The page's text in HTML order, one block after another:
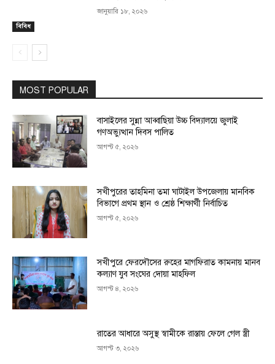
বিবিধ
জানুয়ারি ১৮, ২০২৬
MOST POPULAR
বাসাইলের সুন্না আব্বাছিয়া উচ্চ বিদ্যালয়ে জুলাই
গণঅভ্যুত্থান দিবস পালিত
আগস্ট ৫, ২০২৬
সখীপুরের তাহমিনা তমা ঘাটাইল উপজেলায় মানবিক
বিভাগে প্রথম স্থান ও শ্রেষ্ঠ শিক্ষার্থী নির্বাচিত
আগস্ট ৫, ২০২৬
সখীপুরে ফেরদৌসের রুহের মাগফিরাত কামনায় মানব
কল্যাণ যুব সংঘের দোয়া মাহফিল
আগস্ট ৪, ২০২৬
রাতের আধারে অসুস্থ স্বামীকে রাস্তায় ফেলে গেল স্ত্রী
আগস্ট ৩, ২০২৬